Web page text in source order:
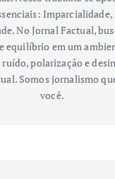
Imparcialidade,
No Jornal Factual,
equilíbrio em um
ruído, polarização e
Somos jornalismo
você.